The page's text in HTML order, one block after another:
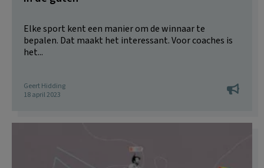
Elke sport kent een manier om de winnaar te
bepalen. Dat maakt het interessant. Voor coaches is
het...
Geert Hidding
18 april 2023